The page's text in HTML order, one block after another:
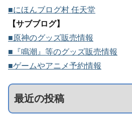
■にほんブログ村 任天堂
【サブブログ】
■原神のグッズ販売情報
■『鳴潮』等のグッズ販売情報
■ゲームやアニメ予約情報
最近の投稿